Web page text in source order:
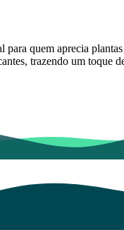
para quem aprecia
trazendo um toque